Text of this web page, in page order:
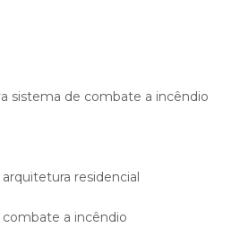
sistema de combate a incêndio
residencial
a incêndio